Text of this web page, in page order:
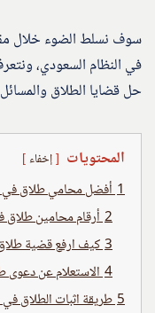
سوف نسلط الضوء خلال
في النظام السعودي،
حل قضايا الطلاق والمسائل
المحتويات إخفاء
1أفضل محامي طلاق في
2أرقام محامين طلاق
3كيف ارفع قضية
4الاستعلام عن
5طريقة اثبات الطلاق